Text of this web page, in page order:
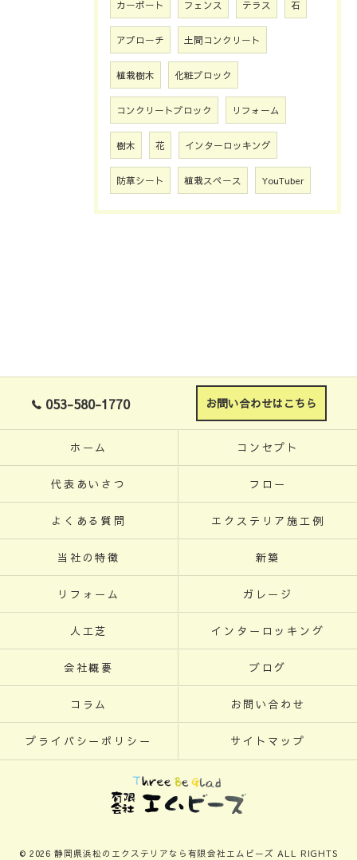
カーポート フェンス テラス 石
アプローチ 土間コンクリート
植栽樹木 化粧ブロック
コンクリートブロック リフォーム
樹木 花 インターロッキング
防草シート 植栽スペース YouTuber
053-580-1770 お問い合わせはこちら
ホーム コンセプト
代表あいさつ フロー
よくある質問 エクステリア施工例
当社の特徴 新築
リフォーム ガレージ
人工芝 インターロッキング
会社概要 ブログ
コラム お問い合わせ
プライバシーポリシー サイトマップ
© 2026 静岡県浜松のエクステリアなら有限会社エムビーズ ALL RIGHTS